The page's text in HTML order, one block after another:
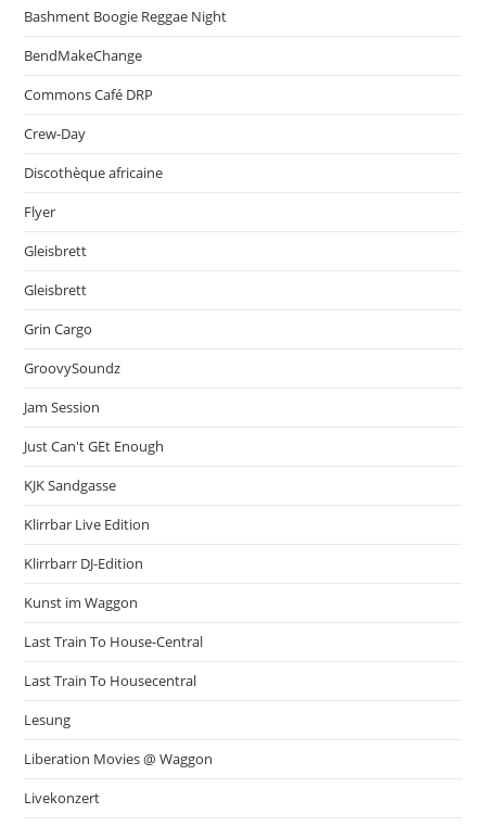
Bashment Boogie Reggae Night
BendMakeChange
Commons Café DRP
Crew-Day
Discothèque africaine
Flyer
Gleisbrett
Gleisbrett
Grin Cargo
GroovySoundz
Jam Session
Just Can't GEt Enough
KJK Sandgasse
Klirrbar Live Edition
Klirrbarr DJ-Edition
Kunst im Waggon
Last Train To House-Central
Last Train To Housecentral
Lesung
Liberation Movies @ Waggon
Livekonzert